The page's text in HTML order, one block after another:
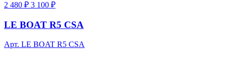
2 480 ₽ 3 100 ₽
LE BOAT R5 CSA
Арт. LE BOAT R5 CSA